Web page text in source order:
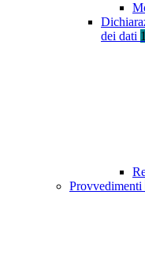
dei dati 1
Provvedimenti